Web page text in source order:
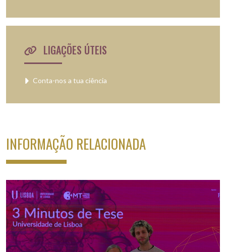
LIGAÇÕES ÚTEIS
Conta-nos a tua ciência
INFORMAÇÃO RELACIONADA